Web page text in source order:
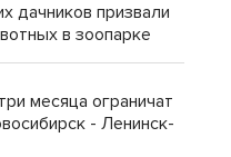
дачников призвали
в зоопарке
месяца ограничат
- Ленинск-